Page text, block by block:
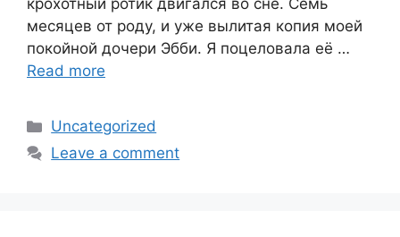
крохотный ротик двигался во сне. Семь
месяцев от роду, и уже вылитая копия моей
покойной дочери Эбби. Я поцеловала её …
Read more
Categories
Uncategorized
Leave a comment